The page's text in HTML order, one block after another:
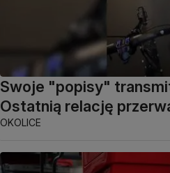
Swoje "popisy"
Ostatnią relację
OKOLICE